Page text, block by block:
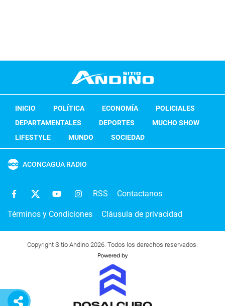
INICIO POLÍTICA ECONOMÍA
POLICIALES
DEPARTAMENTALES
DEPORTES
MUCHO SHOW
LIFESTYLE
MUNDO SOCIEDAD
ACONCAGUA RADIO
RSS Contactanos
Términos y Condiciones Cláusula de privacidad
Copyright Sitio Andino 2026. Todos los derechos reservados.